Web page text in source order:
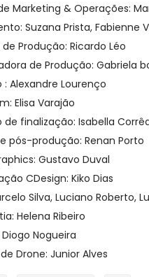
Marketing & Operações:
Suzana Prista, Fabienne
Produção: Ricardo Léo
de Produção: Gabriela
: Alexandre Lourenço
Elisa Varajão
de finalização: Isabella
pós-produção: Renan Porto
Gustavo Duval
CDesign: Kiko Dias
Silva, Luciano Roberto,
Helena Ribeiro
Nogueira
Drone: Junior Alves